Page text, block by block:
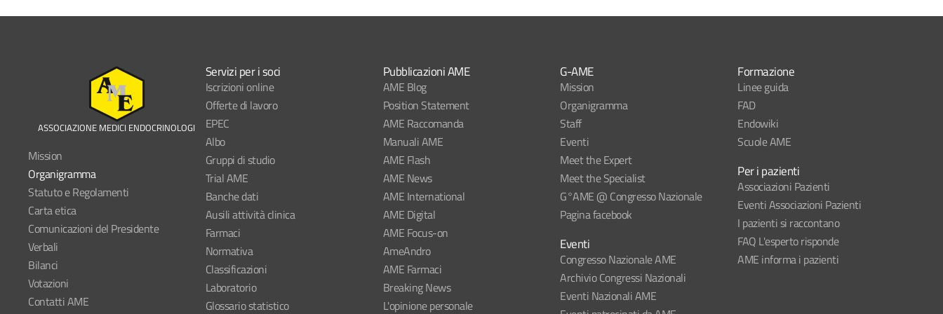
ASSOCIAZIONE MEDICI ENDOCRINOLOGI
Mission
Organigramma
Statuto e Regolamenti
Carta etica
Comunicazioni del Presidente
Verbali
Bilanci
Votazioni
Contatti AME
Servizi per i soci
Iscrizioni online
Offerte di lavoro
EPEC
Albo
Gruppi di studio
Trial AME
Banche dati
Ausili attività clinica
Farmaci
Normativa
Classificazioni
Laboratorio
Glossario statistico
G-AME
Mission
Organigramma
Staff
Eventi
Meet the Expert
Meet the Specialist
G°AME @ Congresso Nazionale
Pagina facebook
Eventi
Congresso Nazionale AME
Archivio Congressi Nazionali
Eventi Nazionali AME
Pubblicazioni AME
AME Blog
Position Statement
AME Raccomanda
Manuali AME
AME Flash
AME News
AME International
AME Digital
AME Focus-on
AmeAndro
AME Farmaci
Breaking News
L'opinione personale
Formazione
Linee guida
FAD
Endowiki
Scuole AME
Per i pazienti
Associazioni Pazienti
Eventi Associazioni Pazienti
I pazienti si raccontano
FAQ L'esperto risponde
AME informa i pazienti